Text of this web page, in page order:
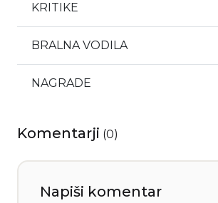
KRITIKE
BRALNA VODILA
NAGRADE
Komentarji (0)
Napiši komentar